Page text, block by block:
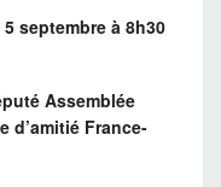
5 septembre à 8h30
Assemblée
d’amitié France-